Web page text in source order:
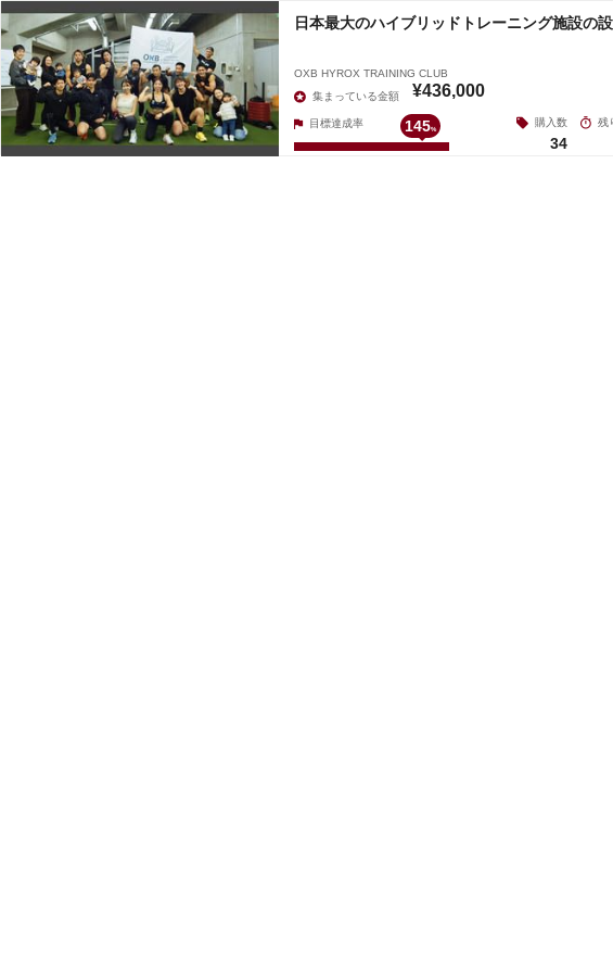
日本最大のハイブリッドトレーニング施設の
OXB HYROX TRAINING CLUB
集まっている金額
¥436,000
目標達成率 145%
購入数
34
残